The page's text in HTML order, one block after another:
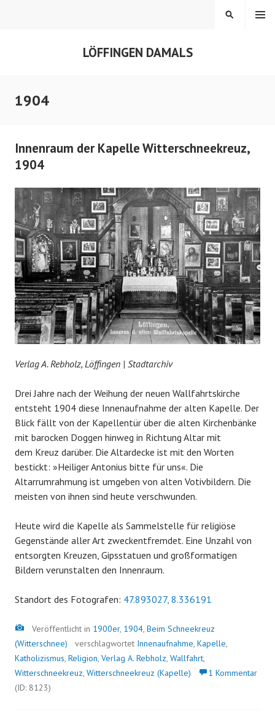
LÖFFINGEN DAMALS
MENÜ
SUCHEN
1904
Innenraum der Kapelle Witterschneekreuz,
1904
Verlag A. Rebholz, Löffingen | Stadtarchiv
Drei Jahre nach der Weihung der neuen Wallfahrtskirche
entsteht 1904 diese Innenaufnahme der alten Kapelle. Der
Blick fällt von der Kapellentür über die alten Kirchenbänke
mit barocken Doggen hinweg in Richtung Altar mit
dem Kreuz darüber. Die Altardecke ist mit den Worten
bestickt: »Heiliger Antonius bitte für uns«. Die
Altarrumrahmung ist umgeben von alten Votivbildern. Die
meisten von ihnen sind heute verschwunden.
Heute wird die Kapelle als Sammelstelle für religiöse
Gegenstände aller Art zweckentfremdet. Eine Unzahl von
entsorgten Kreuzen, Gipsstatuen und großformatigen
Bildern verunstalten den Innenraum.
Standort des Fotografen: 47.893027, 8.336191
Bild
Veröffentlicht in 1900er, 1904, Beim Schneekreuz
(Witterschnee)
verschlagwortet Innenaufnahme, Kapelle,
Katholizismus, Religion, Verlag A. Rebholz, Wallfahrt,
Witterschneekreuz, Witterschneekreuz (Kapelle)
1 Kommentar
(ID: 8123)